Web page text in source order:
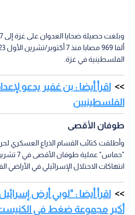
الفلسطينية في غزة.
اقرأ أيضا : بن غفير يدعو
الفلسطينيين
طوفان الأقصى
وأطلقت كتائب القسام الذراع العسكري
"حماس"
انتهاكات الاحتلال الإسرائيلي في الأراضي
اقرأ أيضا : "لوبي أرض
أكبر مجموعة ضغط في الكنيست